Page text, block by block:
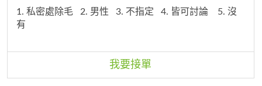
1. 私密處除毛 2. 男性 3. 不指定 4. 皆可討論
5. 沒
有
我要接單